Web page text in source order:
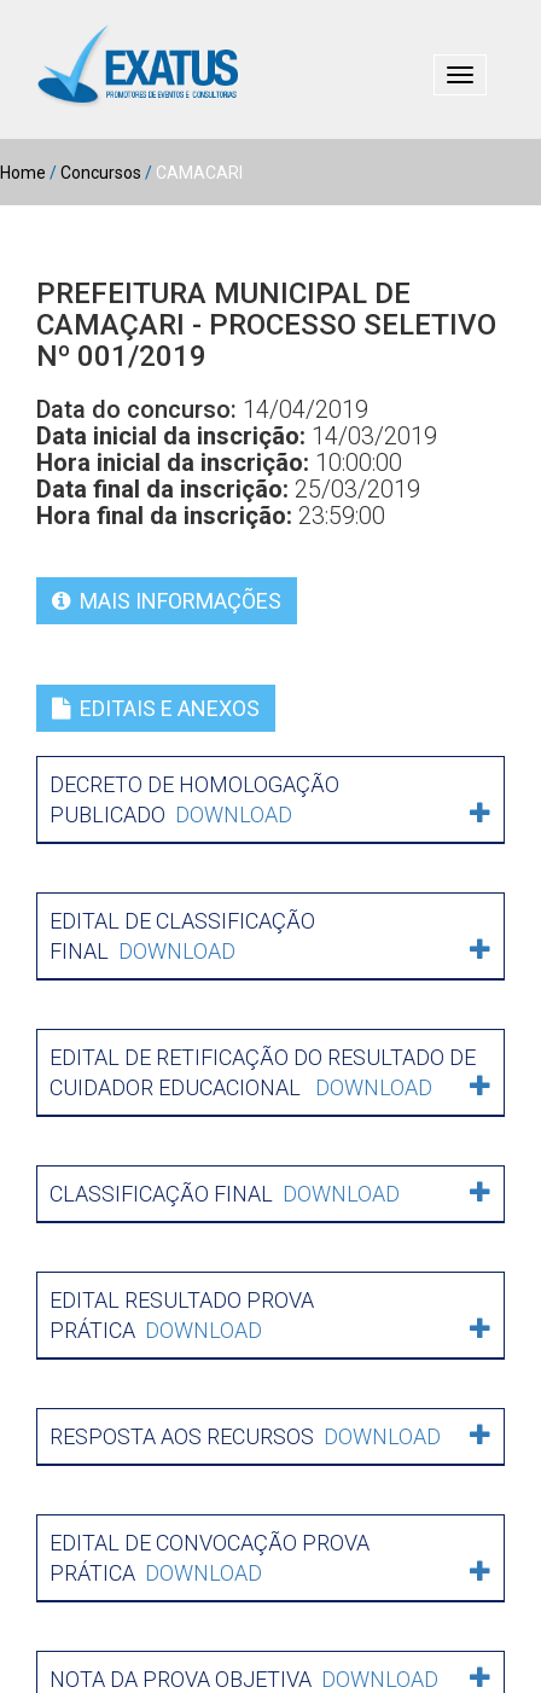
Toggle
Home /Concursos / CAMACARI
PREFEITURA MUNICIPAL DE
CAMAÇARI - PROCESSO SELETIVO
Nº 001/2019
Data do concurso: 14/04/2019
Data inicial da inscrição: 14/03/2019
Hora inicial da inscrição: 10:00:00
Data final da inscrição: 25/03/2019
Hora final da inscrição: 23:59:00
MAIS INFORMAÇÕES
EDITAIS E ANEXOS
DECRETO DE HOMOLOGAÇÃO
PUBLICADO DOWNLOAD
EDITAL DE CLASSIFICAÇÃO
FINAL DOWNLOAD
EDITAL DE RETIFICAÇÃO DO RESULTADO DE
CUIDADOR EDUCACIONAL DOWNLOAD
CLASSIFICAÇÃO FINAL DOWNLOAD
EDITAL RESULTADO PROVA
PRÁTICA DOWNLOAD
RESPOSTA AOS RECURSOS DOWNLOAD
EDITAL DE CONVOCAÇÃO PROVA
PRÁTICA DOWNLOAD
NOTA DA PROVA OBJETIVA DOWNLOAD